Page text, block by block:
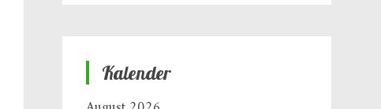
Kalender